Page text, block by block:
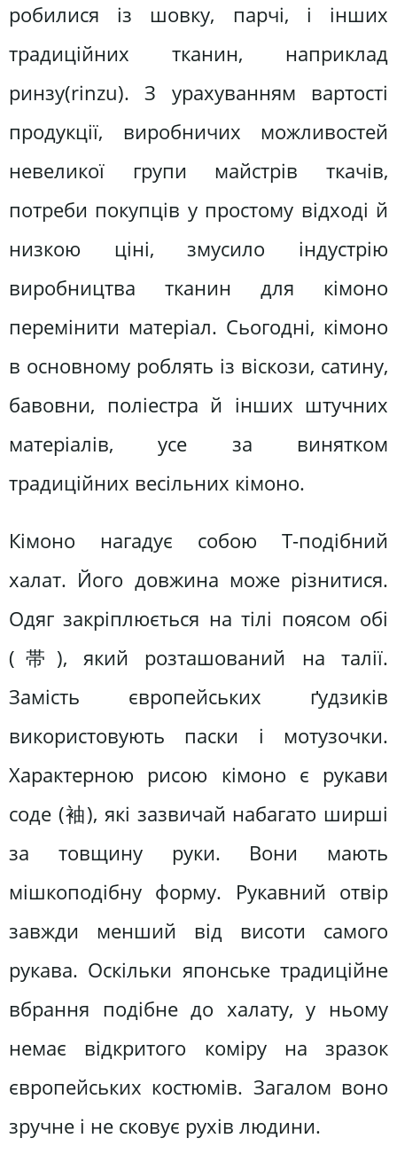
робилися із шовку, парчі, і інших
традиційних тканин, наприклад
ринзу(rіnzu). З урахуванням вартості
продукції, виробничих можливостей
невеликої групи майстрів ткачів,
потреби покупців у простому відході й
низкою ціні, змусило індустрію
виробництва тканин для кімоно
перемінити матеріал. Сьогодні, кімоно
в основному роблять із віскози, сатину,
бавовни, поліестра й інших штучних
матеріалів, усе за винятком
традиційних весільних кімоно.
Кімоно нагадує собою Т-подібний
халат. Його довжина може різнитися.
Одяг закріплюється на тілі поясом обі
(帯), який розташований на талії.
Замість європейських ґудзиків
використовують паски і мотузочки.
Характерною рисою кімоно є рукави
соде (袖), які зазвичай набагато ширші
за товщину руки. Вони мають
мішкоподібну форму. Рукавний отвір
завжди менший від висоти самого
рукава. Оскільки японське традиційне
вбрання подібне до халату, у ньому
немає відкритого коміру на зразок
європейських костюмів. Загалом воно
зручне і не сковує рухів людини.